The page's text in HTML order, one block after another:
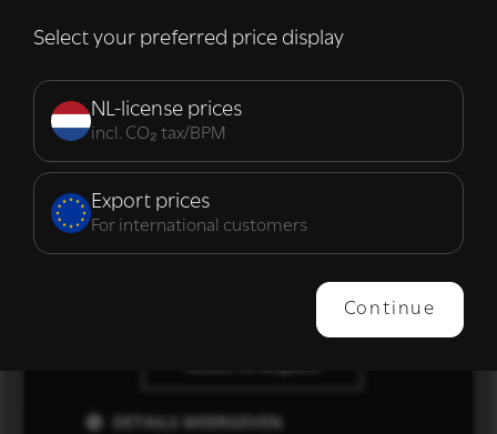
Select your preferred price display
NL-license prices
incl. CO₂ tax/BPM
Export prices
For international customers
Continue
van hun diensten. Lees verder
Strikt
noodzakelijk
Prestatie Targeting
DETAILS WEERGEVEN